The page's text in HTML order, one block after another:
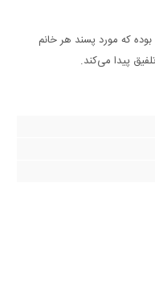
که مورد پسند هر خانم
پیدا می‌کند.